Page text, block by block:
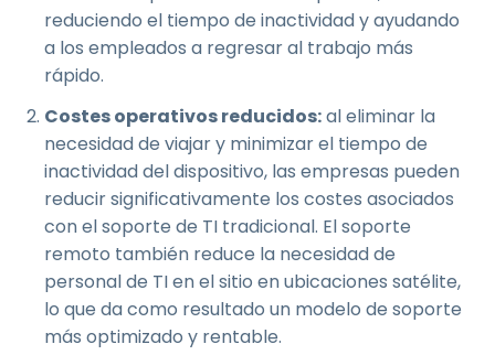
reduciendo el tiempo de inactividad y ayudando
a los empleados a regresar al trabajo más
rápido.
Costes operativos reducidos:al eliminar la
necesidad de viajar y minimizar el tiempo de
inactividad del dispositivo, las empresas pueden
reducir significativamente los costes asociados
con el soporte de TI tradicional. El soporte
remoto también reduce la necesidad de
personal de TI en el sitio en ubicaciones satélite,
lo que da como resultado un modelo de soporte
más optimizado y rentable.